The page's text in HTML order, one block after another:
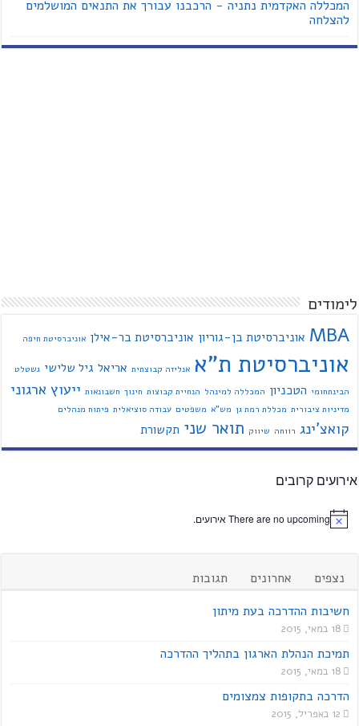
המכללה האקדמית נתניה - הרכבנו עבורך את התנאים המושלמים
להצלחה
לימודים
MBA אוניברסיטת בן-גוריון אוניברסיטת בר-אילן אוניברסיטת חיפה
אוניברסיטת ת"א אנליזה קבוצתית אריאל גיל שלישי גשטלט
הבינתחומי הטכניון המכללה למינהל הנחיית קבוצות חינוך חשבונאות ייעוץ ארגוני
מדיניות ציבורית מכללת רמת גן מש"א משפטים עבודה סוציאלית פיתוח מנהלים
קואצ'ינג רווחה שיווק תואר שני תקשורת
אירועים קרובים
There are no upcoming אירועים.
נצפים אחרונים
תגובות
חשיבות ההדרכה בעת מיתון
18 במאי, 2015
תמיכת הנהלת הארגון בתהליך ההדרכה
18 במאי, 2015
הדרכה בתקופות צמצומים
12 באפריל, 2015